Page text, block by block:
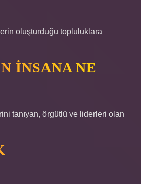
oluşturduğu topluluklara
INSANA NE
tanıyan, örgütlü ve liderleri olan